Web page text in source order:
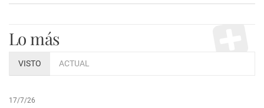
Lo más
VISTO ACTUAL
17/7/26